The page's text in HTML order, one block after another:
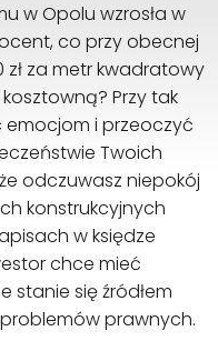
w Opolu wzrosła w
co przy obecnej
za metr kwadratowy
Przy tak
emocjom i przeoczyć
Twoich
odczuwasz niepokój
konstrukcyjnych
w księdze
chce mieć
stanie się źródłem
prawnych.